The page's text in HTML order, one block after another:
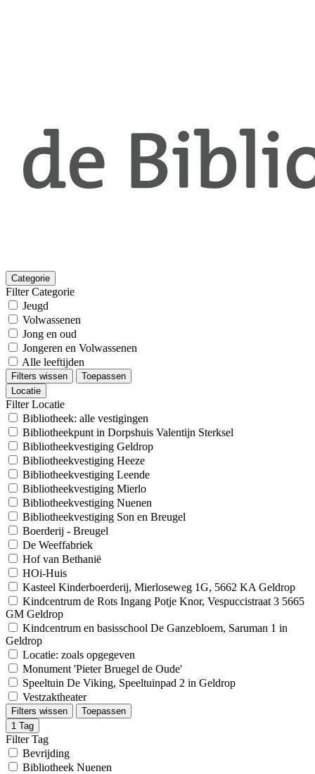
Categorie
Filter Categorie
Jeugd
Volwassenen
Jong en oud
Jongeren en Volwassenen
Alle leeftijden
Filters wissen
Toepassen
Locatie
Filter Locatie
Bibliotheek: alle vestigingen
Bibliotheekpunt in Dorpshuis Valentijn Sterksel
Bibliotheekvestiging Geldrop
Bibliotheekvestiging Heeze
Bibliotheekvestiging Leende
Bibliotheekvestiging Mierlo
Bibliotheekvestiging Nuenen
Bibliotheekvestiging Son en Breugel
Boerderij - Breugel
De Weeffabriek
Hof van Bethanië
HOi-Huis
Kasteel Kinderboerderij, Mierloseweg 1G, 5662 KA Geldrop
Kindcentrum de Rots Ingang Potje Knor, Vespuccistraat 3 5665
GM Geldrop
Kindcentrum en basisschool De Ganzebloem, Saruman 1 in
Geldrop
Locatie: zoals opgegeven
Monument 'Pieter Bruegel de Oude'
Speeltuin De Viking, Speeltuinpad 2 in Geldrop
Vestzaktheater
Filters wissen
Toepassen
1 Tag
Filter Tag
Bevrijding
Bibliotheek Nuenen